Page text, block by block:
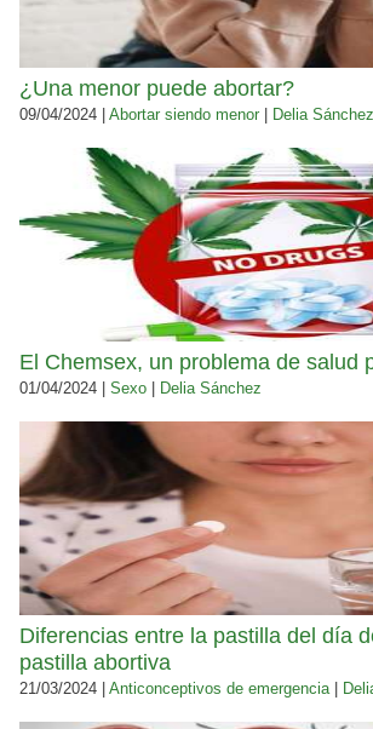
¿Una menor puede abortar?
09/04/2024 | Abortar siendo menor Delia Sánchez
El Chemsex, un problema de salud
01/04/2024 | Sexo Delia Sánchez
Diferencias entre la pastilla del día
pastilla abortiva
21/03/2024 | Anticonceptivos de emergencia